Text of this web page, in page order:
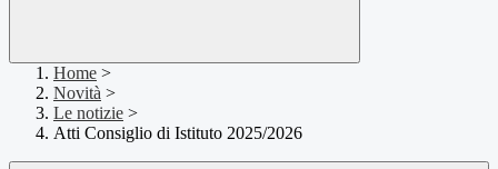
Home >
Novità >
Le notizie >
Atti Consiglio di Istituto 2025/2026